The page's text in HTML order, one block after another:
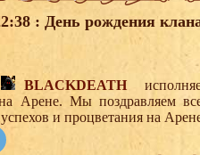
: День рождения
BLACKDEATH
на Арене. Мы поздравляем
и процветания на